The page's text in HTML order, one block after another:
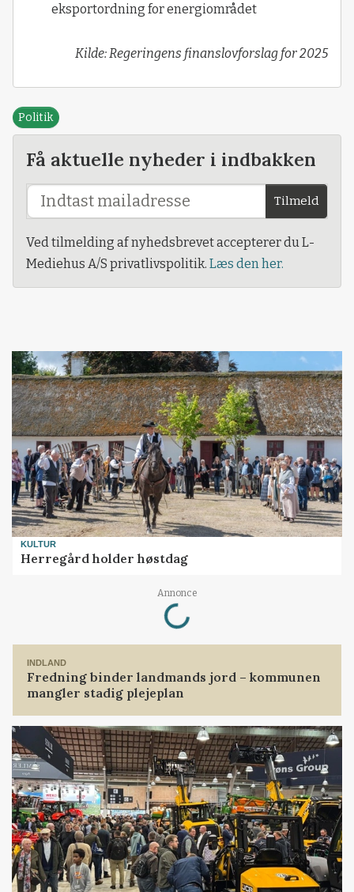
eksportordning for energiområdet
Kilde: Regeringens finanslovforslag for 2025
Politik
Få aktuelle nyheder i indbakken
Tilmeld
Ved tilmelding af nyhedsbrevet accepterer du L-
Mediehus A/S privatlivspolitik. Læs den her.
KULTUR
Herregård holder høstdag
Annonce
Loading...
INDLAND
Fredning binder landmands jord – kommunen
mangler stadig plejeplan